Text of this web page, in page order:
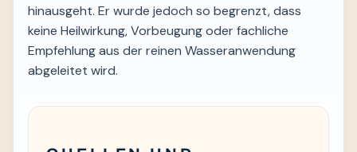
hinausgeht. Er wurde jedoch so begrenzt, dass
keine Heilwirkung, Vorbeugung oder fachliche
Empfehlung aus der reinen Wasseranwendung
abgeleitet wird.